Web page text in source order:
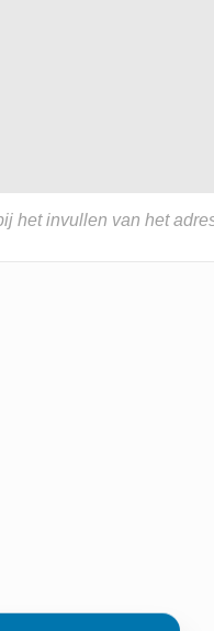
het invullen van het